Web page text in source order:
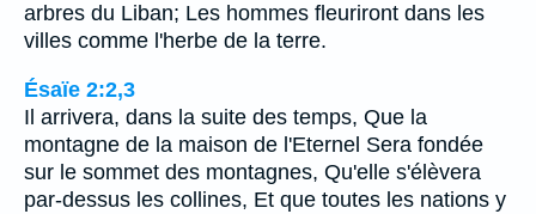
arbres du Liban; Les hommes fleuriront dans les
villes comme l'herbe de la terre.
Ésaïe 2:2,3
Il arrivera, dans la suite des temps, Que la
montagne de la maison de l'Eternel Sera fondée
sur le sommet des montagnes, Qu'elle s'élèvera
par-dessus les collines, Et que toutes les nations y